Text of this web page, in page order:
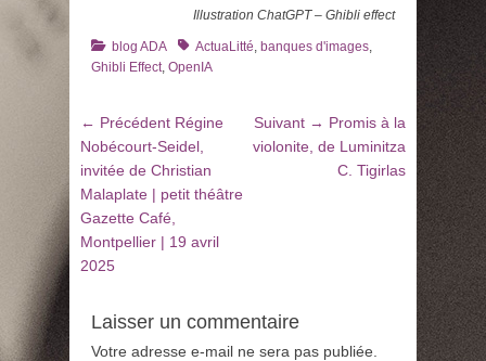
Illustration ChatGPT – Ghibli effect
Catégories
blog ADA TagsActuaLitté, banques d'images,
Ghibli Effect, OpenIA
Navigation
de
l’article
← Précédent Article
précédent
:
Régine
Nobécourt-Seidel,
invitée de Christian
Malaplate | petit théâtre
Gazette Café,
Montpellier | 19 avril
2025
Suivant → Article
suivant
Promis à la
violonite, de Luminitza
C. Tigirlas
Laisser un commentaire
Votre adresse e-mail ne sera pas publiée.